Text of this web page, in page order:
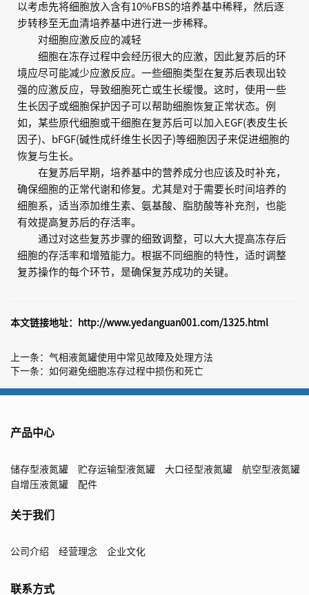
以考虑先将细胞放入含有10%FBS的培养基中稀释，然后逐
步转移至无血清培养基中进行进一步稀释。
对细胞应激反应的减轻
细胞在冻存过程中会经历很大的应激，因此复苏后的环
境应尽可能减少应激反应。一些细胞类型在复苏后表现出较
强的应激反应，导致细胞死亡或生长缓慢。这时，使用一些
生长因子或细胞保护因子可以帮助细胞恢复正常状态。例
如，某些原代细胞或干细胞在复苏后可以加入EGF(表皮生长
因子)、bFGF(碱性成纤维生长因子)等细胞因子来促进细胞的
恢复与生长。
在复苏后早期，培养基中的营养成分也应该及时补充，
确保细胞的正常代谢和修复。尤其是对于需要长时间培养的
细胞系，适当添加维生素、氨基酸、脂肪酸等补充剂，也能
有效提高复苏后的存活率。
通过对这些复苏步骤的细致调整，可以大大提高冻存后
细胞的存活率和增殖能力。根据不同细胞的特性，适时调整
复苏操作的每个环节，是确保复苏成功的关键。
本文链接地址： http://www.yedanguan001.com/1325.html
上一条： 气相液氮罐使用中常见故障及处理方法
下一条： 如何避免细胞冻存过程中损伤和死亡
产品中心
储存型液氮罐 贮存运输型液氮罐 大口径型液氮罐
航空型液氮罐
自增压液氮罐
配件
关于我们
公司介绍 经营理念 企业文化
联系方式